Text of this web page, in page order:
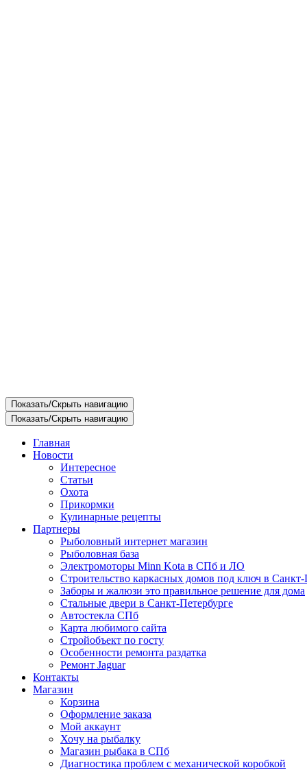
Показать/Скрыть навигацию
Показать/Скрыть навигацию
Главная
Новости
Интересное
Статьи
Охота
Прикормки
Кулинарные рецепты
Партнеры
Рыболовный интернет магазин
Рыболовная база
Электромоторы Minn Kota в СПб и ЛО
Строительство каркасных домов под ключ в Санкт-
Заборы и жалюзи это правильное решение для дома
Стальные двери в Санкт-Петербурге
Автостекла СПб
Карта любимого сайта
Стройобъект по госту
Особенности ремонта раздатка
Ремонт Jaguar
Контакты
Магазин
Корзина
Оформление заказа
Мой аккаунт
Хочу на рыбалку
Магазин рыбака в СПб
Диагностика проблем с механической коробкой